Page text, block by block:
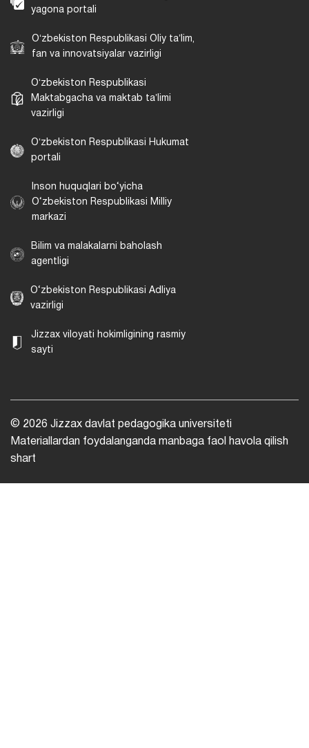
yagona portali
Oʻzbekiston Respublikasi Oliy taʼlim,
fan va innovatsiyalar vazirligi
Oʻzbekiston Respublikasi
Maktabgacha va maktab taʼlimi
vazirligi
Oʻzbekiston Respublikasi Hukumat
portali
Inson huquqlari bo‘yicha
O‘zbekiston Respublikasi Milliy
markazi
Bilim va malakalarni baholash
agentligi
O‘zbekiston Respublikasi Adliya
vazirligi
Jizzax viloyati hokimligining rasmiy
sayti
© 2026 Jizzax davlat pedagogika universiteti
Materiallardan foydalanganda manbaga faol havola qilish
shart